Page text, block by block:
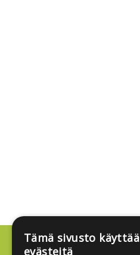
Tämä sivusto käyttää
evästeitä